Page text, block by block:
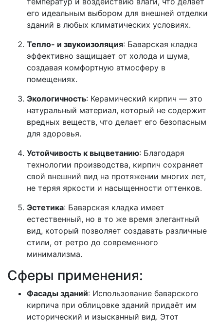
его идеальным выбором для внешней отделки
зданий в любых климатических условиях.
Тепло- и звукоизоляция: Баварская кладка
эффективно защищает от холода и шума,
создавая комфортную атмосферу в
помещениях.
Экологичность: Керамический кирпич — это
натуральный материал, который не содержит
вредных веществ, что делает его безопасным
для здоровья.
Устойчивость к выцветанию: Благодаря
технологии производства, кирпич сохраняет
свой внешний вид на протяжении многих лет,
не теряя яркости и насыщенности оттенков.
Эстетика: Баварская кладка имеет
естественный, но в то же время элегантный
вид, который позволяет создавать различные
стили, от ретро до современного
минимализма.
Сферы применения:
Фасады зданий: Использование баварского
кирпича при облицовке зданий придаёт им
исторический и изысканный вид. Этот